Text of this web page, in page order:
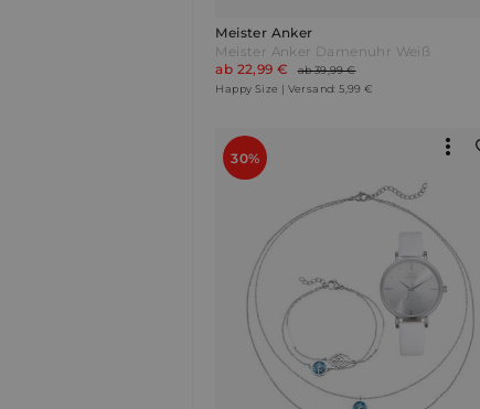
Meister Anker
Meister Anker Damenuhr Weiß
ab 22,99 €
ab 39,99 €
Happy Size | Versand: 5,99 €
30%